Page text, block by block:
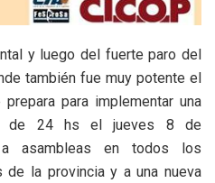
y luego del fuerte paro del
también fue muy potente el
para implementar una
de 24 hs el jueves 8 de
asambleas en todos los
de la provincia y a una nueva